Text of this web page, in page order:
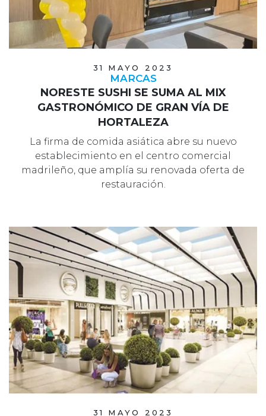
31 MAYO 2023
MARCAS
NORESTE SUSHI SE SUMA AL MIX
GASTRONÓMICO DE GRAN VÍA DE
HORTALEZA
La firma de comida asiática abre su nuevo
establecimiento en el centro comercial
madrileño, que amplía su renovada oferta de
restauración.
31 MAYO 2023